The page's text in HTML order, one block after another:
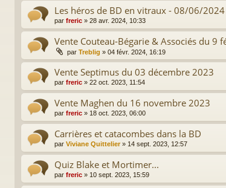
Les héros de BD en vitraux - 08/06/
par freric » 28 avr. 2024, 10:33
Vente Couteau-Bégarie & Associés du 9
par Treblig » 04 févr. 2024, 16:19
Vente Septimus du 03 décembre 2023
par freric » 22 oct. 2023, 11:54
Vente Maghen du 16 novembre 2023
par freric » 18 oct. 2023, 06:00
Carrières et catacombes dans la BD
par Viviane Quittelier» 14 sept. 2023, 12:57
Quiz Blake et Mortimer...
par freric » 10 sept. 2023, 15:59